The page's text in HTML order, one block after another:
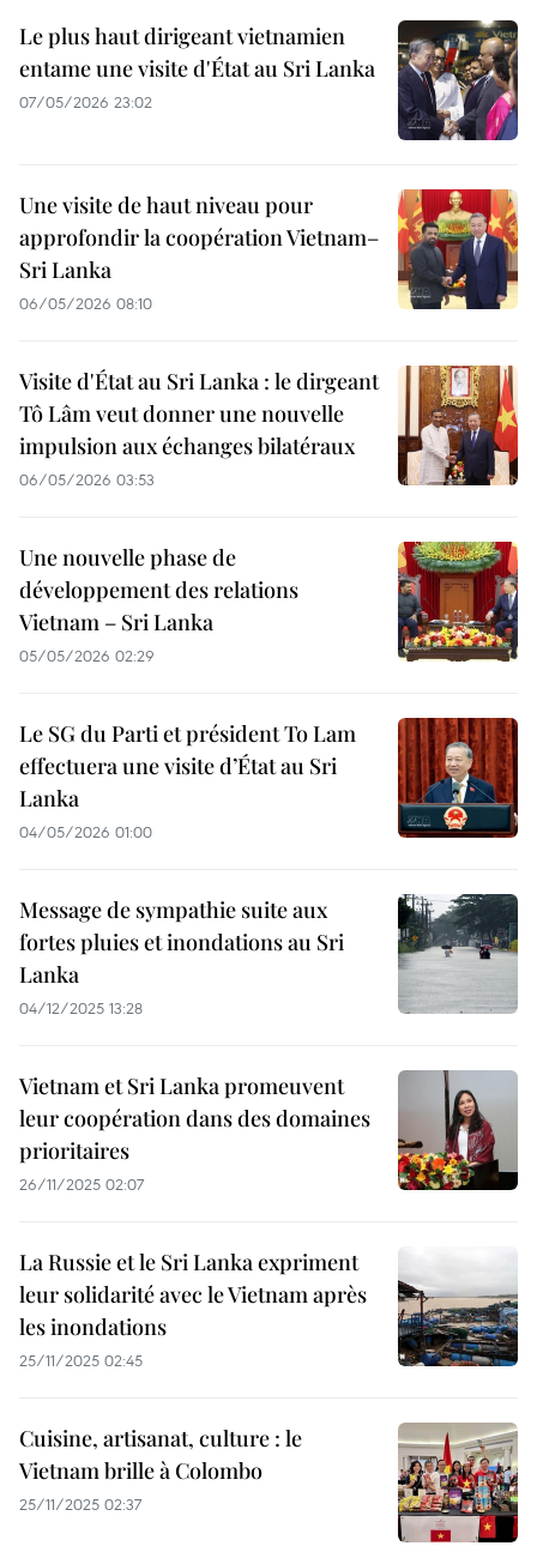
Le plus haut dirigeant vietnamien
entame une visite d'État au Sri Lanka
07/05/2026 23:02
Une visite de haut niveau pour
approfondir la coopération Vietnam–
Sri Lanka
06/05/2026 08:10
Visite d'État au Sri Lanka : le dirgeant
Tô Lâm veut donner une nouvelle
impulsion aux échanges bilatéraux
06/05/2026 03:53
Une nouvelle phase de
développement des relations
Vietnam – Sri Lanka
05/05/2026 02:29
Le SG du Parti et président To Lam
effectuera une visite d’État au Sri
Lanka
04/05/2026 01:00
Message de sympathie suite aux
fortes pluies et inondations au Sri
Lanka
04/12/2025 13:28
Vietnam et Sri Lanka promeuvent
leur coopération dans des domaines
prioritaires
26/11/2025 02:07
La Russie et le Sri Lanka expriment
leur solidarité avec le Vietnam après
les inondations
25/11/2025 02:45
Cuisine, artisanat, culture : le
Vietnam brille à Colombo
25/11/2025 02:37